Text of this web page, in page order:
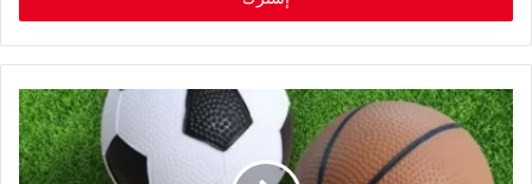
ب
ر
د
ك
ا
ل